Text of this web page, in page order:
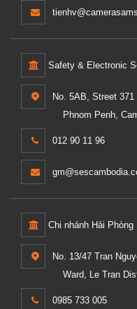
Safety & Electronic
No. 5AB, Street
Phnom Penh,
012 90 11 96
Chi nhánh Hải Phòng
No. 13/47 Tran
Ward, Le Tran
0985 733 005